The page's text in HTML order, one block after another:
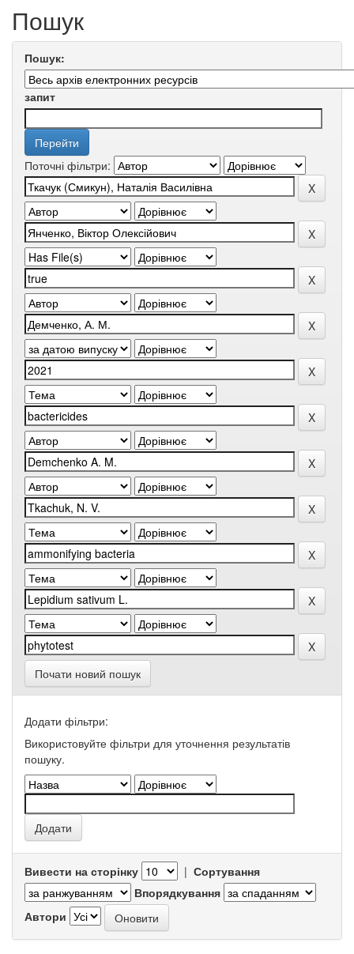
Пошук
Пошук:
запит
Поточні фільтри:
Почати новий пошук
Додати фільтри:
Використовуйте фільтри для уточнення результатів
пошуку.
Вивести на сторінку | Сортування
Впорядкування
Автори